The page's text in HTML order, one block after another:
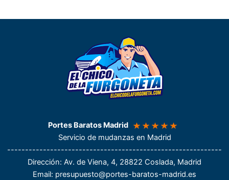
Portes Baratos Madrid
Servicio de mudanzas en Madrid
------------------------------------------------------------
Dirección: Av. de Viena, 4, 28822 Coslada, Madrid
Email: presupuesto@portes-baratos-madrid.es